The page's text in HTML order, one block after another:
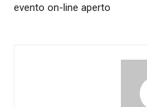
evento on-line aperto